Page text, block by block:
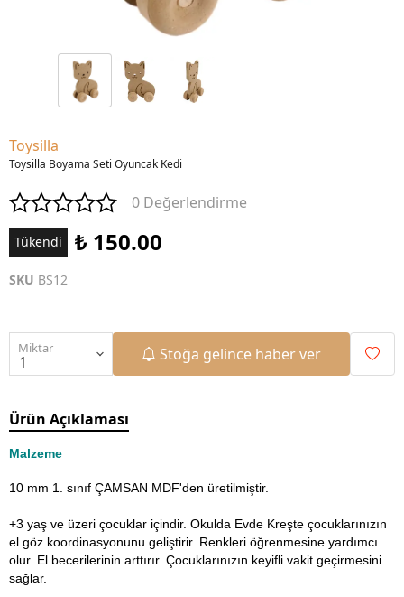
Toysilla
Toysilla Boyama Seti Oyuncak Kedi
0 Değerlendirme
Tükendi ₺ 150.00
SKU BS12
Miktar Stoğa gelince haber ver
Ürün Açıklaması
Malzeme
10 mm 1. sınıf ÇAMSAN MDF'den üretilmiştir.
+3 yaş ve üzeri çocuklar içindir. Okulda Evde Kreşte çocuklarınızın
el göz koordinasyonunu geliştirir. Renkleri öğrenmesine yardımcı
olur. El becerilerinin arttırır. Çocuklarınızın keyifli vakit geçirmesini
sağlar.